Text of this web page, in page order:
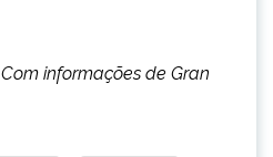
Com informações de Gran